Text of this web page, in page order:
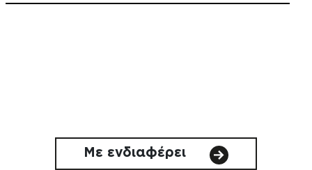
Με ενδιαφέρει